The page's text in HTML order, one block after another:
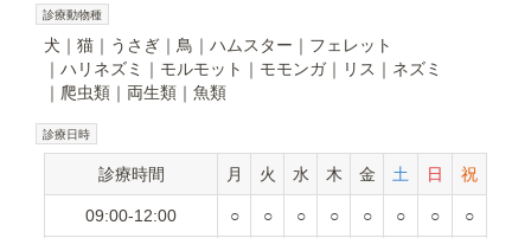
診療動物種
犬 猫 うさぎ 鳥 ハムスター
フェレット
ハリネズミ
モルモット モモンガ リス
ネズミ
爬虫類
両生類 魚類
診療日時
診療時間 月 火 水 木 金 土 日 祝
09:00-12:00 ○ ○ ○ ○ ○ ○ ○ ○